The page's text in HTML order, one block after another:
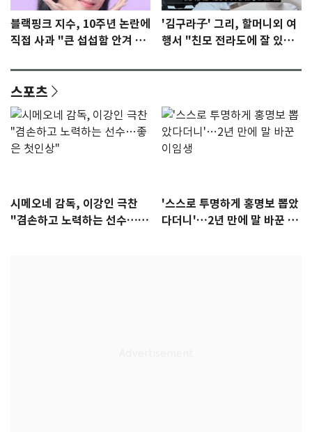
블랙핑크 지수, 10주년 논란에
직접 사과 "큰 섭섭함 안겨 미
'김구라子' 그리, 할머니외 여
행서 "친모 전라도에 잘 있
스포츠
시메오네 감독, 이강인 극찬
"겸손하고 노력하는 선수…좋
'스스로 투명하게 홍명보 뽑았
다더니'…2년 만에 말 바꾼 이